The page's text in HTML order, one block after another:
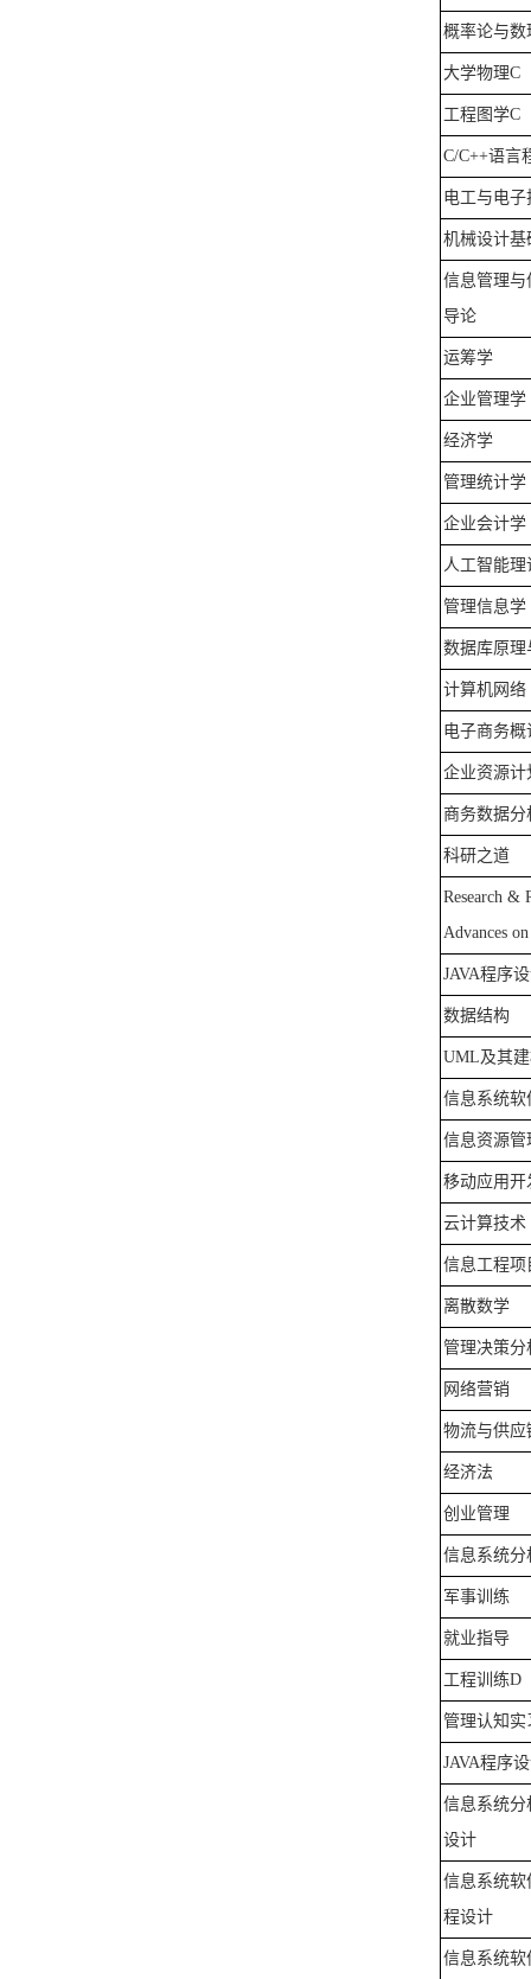
概率论与数
大学物理C
工程图学C
C/C++语言
电工与电子
机械设计基
信息管理与
导论
运筹学
企业管理学
经济学
管理统计学
企业会计学
人工智能理
管理信息学
数据库原理
计算机网络
电子商务
企业资源计
商务数据分
科研之道
Research &
Advances
JAVA程序
数据结构
UML 及其
信息系统软
信息资源管
移动应用开
云计算技术
信息工程项
离散数学
管理决策分
网络营销
物流与供应
经济法
创业管理
信息系统分
军事训练
就业指导
工程训练D
管理认知实
JAVA程序
信息系统分
设计
信息系统软
程设计
信息系统软